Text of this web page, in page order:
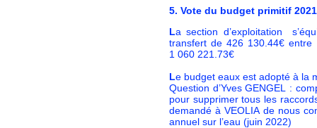
5. Vote du budget primitif
La section d’exploitation
transfert de 426 130.44€
1 060 221.73€
Le budget eaux est adopté à la
Question d’Yves GENGEL :
pour supprimer tous les
demandé à VEOLIA de nous
annuel sur l’eau (juin 2022)